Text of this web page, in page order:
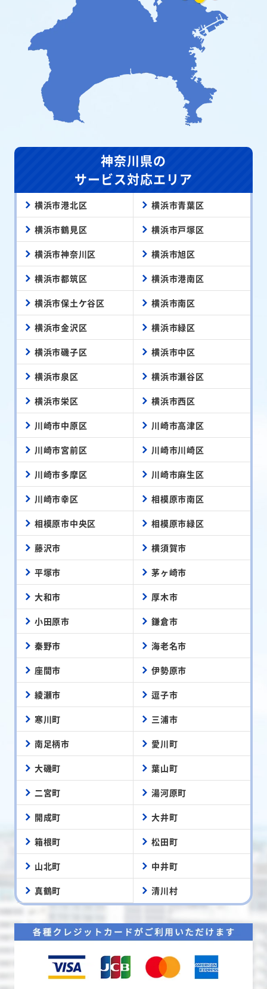
神奈川県の
サービス対応エリア
横浜市港北区 横浜市青葉区
横浜市鶴見区 横浜市戸塚区
横浜市神奈川区 横浜市旭区
横浜市都筑区 横浜市港南区
横浜市保土ケ谷区 横浜市南区
横浜市金沢区 横浜市緑区
横浜市磯子区 横浜市中区
横浜市泉区 横浜市瀬谷区
横浜市栄区 横浜市西区
川崎市中原区 川崎市高津区
川崎市宮前区 川崎市川崎区
川崎市多摩区 川崎市麻生区
川崎市幸区 相模原市南区
相模原市中央区 相模原市緑区
藤沢市 横須賀市
平塚市 茅ヶ崎市
大和市 厚木市
小田原市 鎌倉市
秦野市 海老名市
座間市 伊勢原市
綾瀬市 逗子市
寒川町 三浦市
南足柄市 愛川町
大磯町 葉山町
二宮町 湯河原町
開成町 大井町
箱根町 松田町
山北町 中井町
真鶴町 清川村